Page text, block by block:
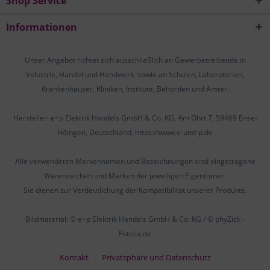
Informationen
Unser Angebot richtet sich ausschließlich an Gewerbetreibende in
Industrie, Handel und Handwerk, sowie an Schulen, Laboratorien,
Krankenhäuser, Kliniken, Institute, Behörden und Ämter.
Hersteller: e+p Elektrik Handels GmbH & Co. KG, Am Ohrt 7, 59469 Ense-
Höingen, Deutschland, https://www.e-und-p.de
Alle verwendeten Markennamen und Bezeichnungen sind eingetragene
Warenzeichen und Marken der jeweiligen Eigentümer.
Sie dienen zur Verdeutlichung der Kompatibilität unserer Produkte.
Bildmaterial: © e+p Elektrik Handels GmbH & Co. KG / © phyZick -
Fotolia.de
Kontakt
Privatsphäre und Datenschutz